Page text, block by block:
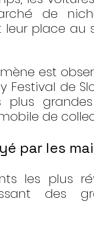
de
leur place
est
Festival de
plus
de
par les
les plus
des